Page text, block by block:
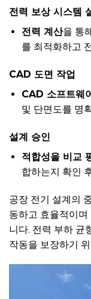
전력 보상 시스템
전력 계산을 통
를 최적화하고
CAD 도면 작업
CAD 소프트웨
및 단면도를 명
설계 승인
적합성을 비교
합하는지 확인
공장 전기 설계의
동하고 효율적이
니다. 전력 부하 균
작동을 보장하기